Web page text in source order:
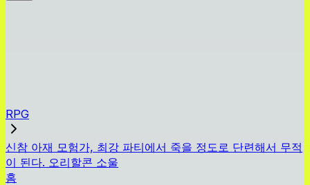
RPG
신참 아재 모험가, 최강 파티에서 죽을 정도로 단련해서 무적
이 된다. 오리할콘 소울
홈